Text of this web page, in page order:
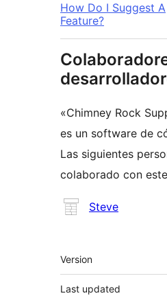
How Do I Suggest A
Feature?
«Chimney Rock
es un software de
Las siguientes
colaborado con
Colaboradores
Steve
Meta
Version
Last updated